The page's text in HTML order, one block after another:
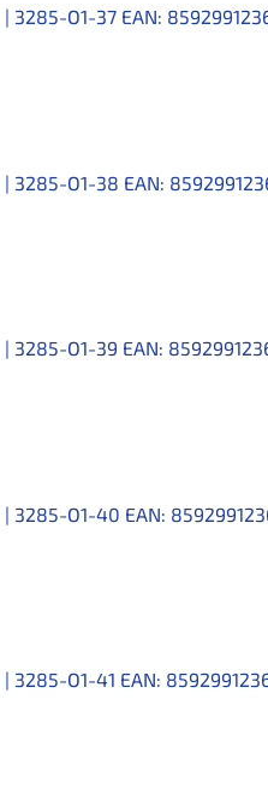
| 3285-O1-37 EAN:
| 3285-O1-38 EAN:
| 3285-O1-39 EAN:
| 3285-O1-40 EAN:
| 3285-O1-41 EAN: